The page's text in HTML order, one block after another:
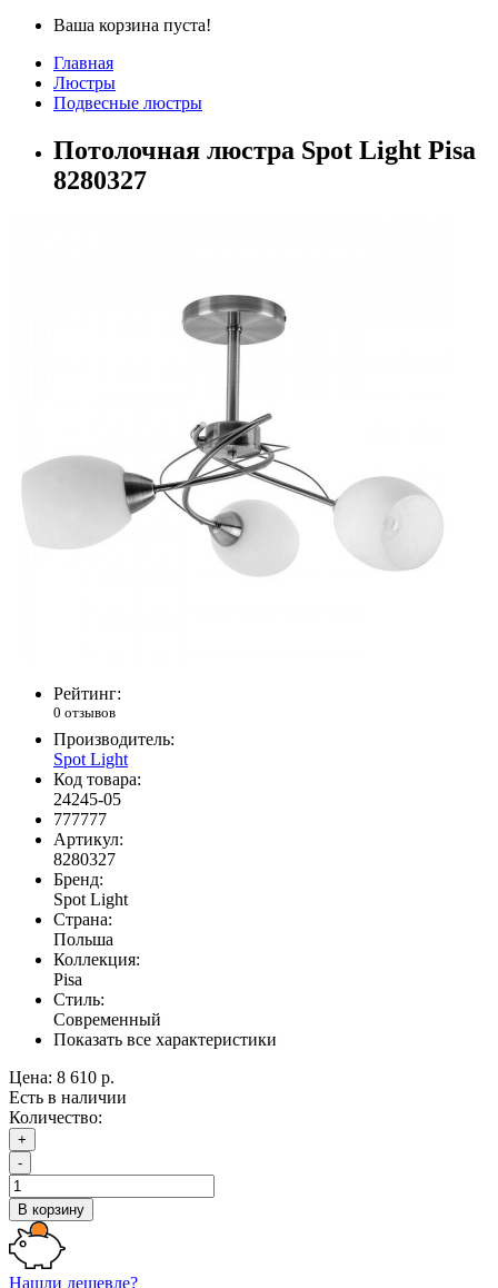
Ваша корзина пуста!
Главная
Люстры
Подвесные люстры
Потолочная люстра Spot Light Pisa
8280327
Рейтинг:
0 отзывов
Производитель:
Spot Light
Код товара:
24245-05
777777
Артикул:
8280327
Бренд:
Spot Light
Страна:
Польша
Коллекция:
Pisa
Стиль:
Современный
Показать все характеристики
Цена: 8 610 р.
Есть в наличии
Количество:
+
-
В корзину
Нашли дешевле?